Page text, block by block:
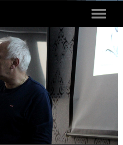
Toggle